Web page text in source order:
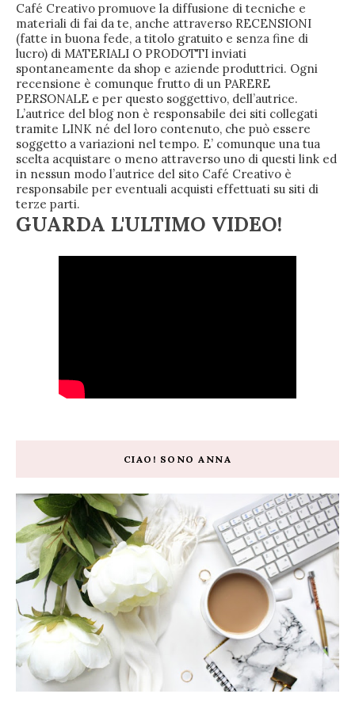
Café Creativo promuove la diffusione di tecniche e
materiali di fai da te, anche attraverso RECENSIONI
(fatte in buona fede, a titolo gratuito e senza fine di
lucro) di MATERIALI O PRODOTTI inviati
spontaneamente da shop e aziende produttrici. Ogni
recensione è comunque frutto di un PARERE
PERSONALE e per questo soggettivo, dell’autrice.
L’autrice del blog non è responsabile dei siti collegati
tramite LINK né del loro contenuto, che può essere
soggetto a variazioni nel tempo. E’ comunque una tua
scelta acquistare o meno attraverso uno di questi link ed
in nessun modo l’autrice del sito Café Creativo è
responsabile per eventuali acquisti effettuati su siti di
terze parti.
GUARDA L'ULTIMO VIDEO!
CIAO! SONO ANNA